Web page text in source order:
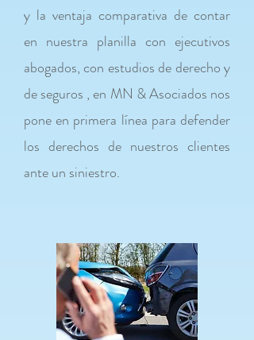
y la ventaja comparativa de contar
en nuestra planilla con ejecutivos
abogados, con estudios de derecho y
de seguros , en MN & Asociados nos
pone en primera línea para defender
los derechos de nuestros clientes
ante un siniestro.